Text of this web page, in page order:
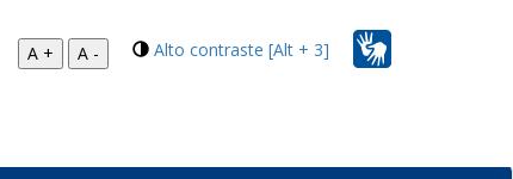
Alto contraste [Alt + 3]
A + A -